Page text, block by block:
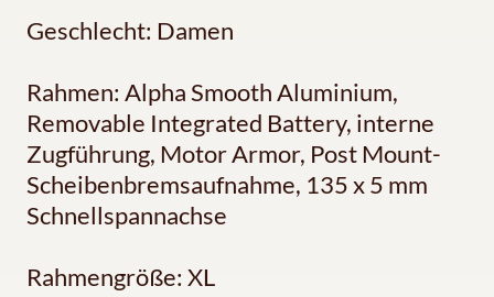
Geschlecht: Damen
Rahmen: Alpha Smooth Aluminium,
Removable Integrated Battery, interne
Zugführung, Motor Armor, Post Mount-
Scheibenbremsaufnahme, 135 x 5 mm
Schnellspannachse
Rahmengröße: XL